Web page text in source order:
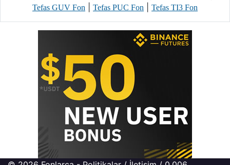
Tefas GUV Fon Tefas PUC Fon Tefas TI3 Fon